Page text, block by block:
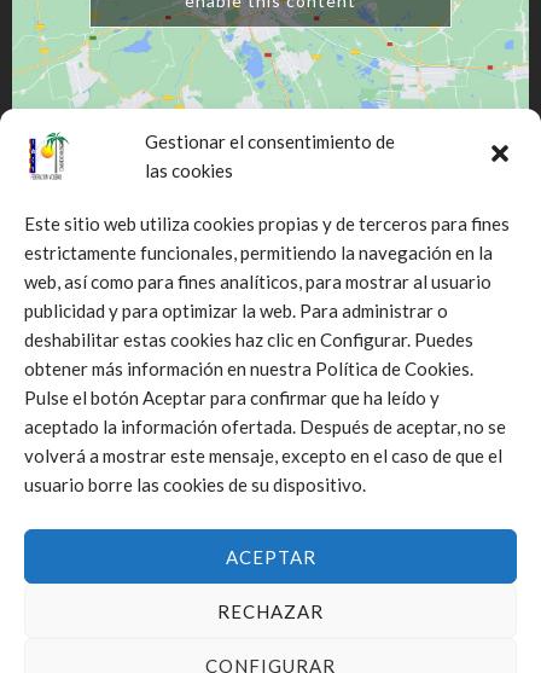
Gestionar el consentimiento de
las cookies
Este sitio web utiliza cookies propias y de terceros para fines
estrictamente funcionales, permitiendo la navegación en la
web, así como para fines analíticos, para mostrar al usuario
publicidad y para optimizar la web. Para administrar o
deshabilitar estas cookies haz clic en Configurar. Puedes
obtener más información en nuestra Política de Cookies.
Pulse el botón Aceptar para confirmar que ha leído y
aceptado la información ofertada. Después de aceptar, no se
volverá a mostrar este mensaje, excepto en el caso de que el
usuario borre las cookies de su dispositivo.
ACEPTAR
RECHAZAR
CONFIGURAR
Click to accept márketing cookies and
enable this content